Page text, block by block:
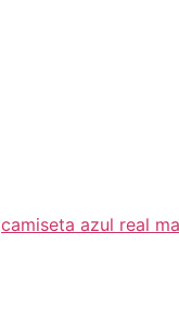
camiseta azul real